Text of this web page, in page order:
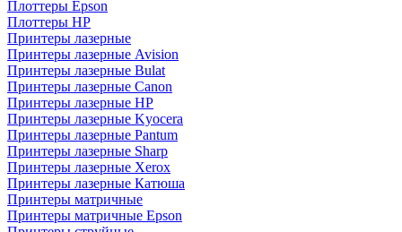
Плоттеры Epson
Плоттеры HP
Принтеры лазерные
Принтеры лазерные Avision
Принтеры лазерные Bulat
Принтеры лазерные Canon
Принтеры лазерные HP
Принтеры лазерные Kyocera
Принтеры лазерные Pantum
Принтеры лазерные Sharp
Принтеры лазерные Xerox
Принтеры лазерные Катюша
Принтеры матричные
Принтеры матричные Epson